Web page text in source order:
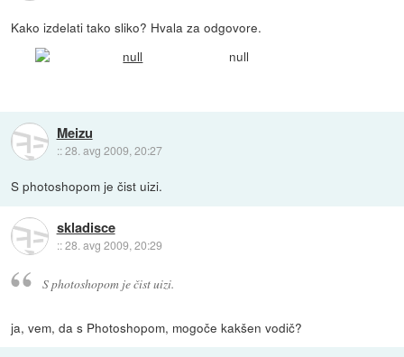
Kako izdelati tako sliko? Hvala za odgovore.
null
Meizu
::28. avg 2009, 20:27
S photoshopom je čist uizi.
skladisce
::28. avg 2009, 20:29
S photoshopom je čist uizi.
ja, vem, da s Photoshopom, mogoče kakšen vodič?